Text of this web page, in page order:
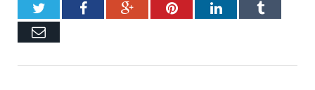
TwitterFacebookGoogle+PinterestLinkedInTumblr
Email